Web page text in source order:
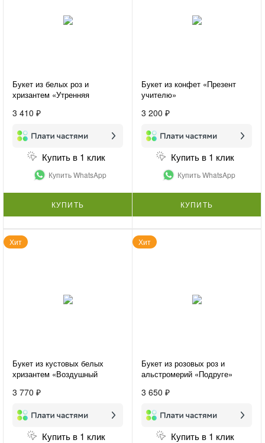
Букет из белых роз и
хризантем «Утренняя
3 410 ₽
Купить в 1 клик
Купить WhatsApp
КУПИТЬ
Букет из конфет «Презент
учителю»
3 200 ₽
Купить в 1 клик
Купить WhatsApp
КУПИТЬ
Хит
Букет из кустовых белых
хризантем «Воздушный
3 770 ₽
Купить в 1 клик
Хит
Букет из розовых роз и
альстромерий «Подруге»
3 650 ₽
Купить в 1 клик